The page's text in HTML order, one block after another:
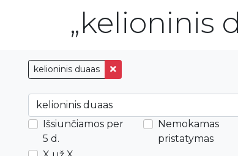
„kelioninis
kelioninis duaas
Išsiunčiamos per
5 d.
Nemokamas
pristatymas